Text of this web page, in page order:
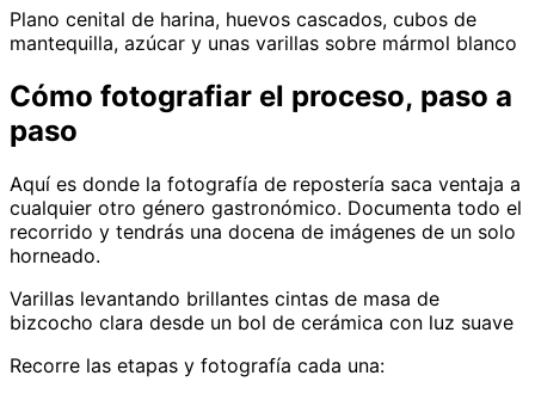
Plano cenital de harina, huevos cascados, cubos de
mantequilla, azúcar y unas varillas sobre mármol blanco
Cómo fotografiar el proceso, paso a
paso
Aquí es donde la fotografía de repostería saca ventaja a
cualquier otro género gastronómico. Documenta todo el
recorrido y tendrás una docena de imágenes de un solo
horneado.
Varillas levantando brillantes cintas de masa de
bizcocho clara desde un bol de cerámica con luz suave
Recorre las etapas y fotografía cada una: